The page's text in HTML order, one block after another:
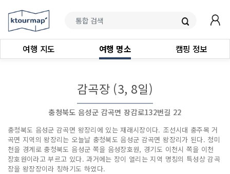
여행 지도 여행 명소 캠핑 정보
감곡장 (3, 8일)
충청북도 음성군 감곡면 장감로132번길 22
충청북도 음성군 감곡면 왕장리에 있는 재래시장이다. 조선시대 충주목 거
곡면 지역의 왕장리는 오늘날 충청북도 음성군 감곡면 왕장리가 된다. 청미
천을 경계로 충청북도 음성군 쪽을 음성장호원, 경기도 이천시 쪽을 이천
장호원이라고 부르고 있다. 과거에는 장이 열리는 지역 명칭의 특성상 감곡
장을 왕장장이라 칭하기도 하였다.